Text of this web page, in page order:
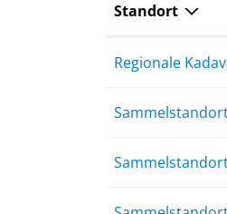
Standort
Regionale